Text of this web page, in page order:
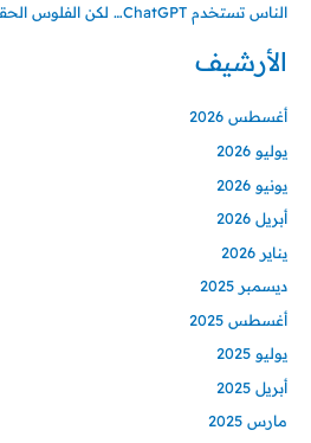
الناس تستخدم ChatGPT… لكن الفلوس الحقيقية في الـ API 🤯
الأرشيف
أغسطس 2026
يوليو 2026
يونيو 2026
أبريل 2026
يناير 2026
ديسمبر 2025
أغسطس 2025
يوليو 2025
أبريل 2025
مارس 2025